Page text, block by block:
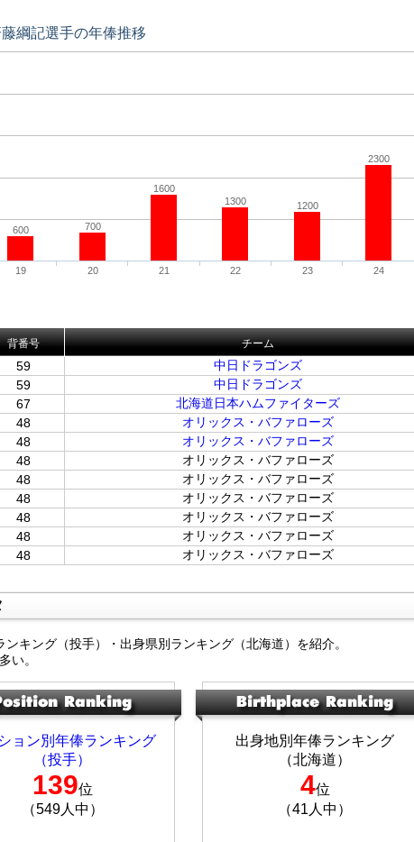
綱記選手の年俸推移
600 700
1600
1300
1200
2300
19 20 21 22 23 24
背番号 チーム
59
中日ドラゴンズ
59
中日ドラゴンズ
67
北海道日本ハムファイターズ
48
オリックス・バファローズ
48
オリックス・バファローズ
48
オリックス・バファローズ
48
オリックス・バファローズ
48
オリックス・バファローズ
48
オリックス・バファローズ
48
オリックス・バファローズ
48 オリックス・バファローズ
キング（投手）・出身県別ランキング（北海道）を紹介。
い。
ョン別年俸ランキング
（投手）
139位
（549人中）
出身地別年俸ランキング
（北海道）
4位
（41人中）